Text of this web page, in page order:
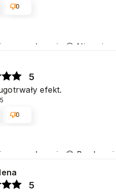
serdecznie 😊
0
serdecznie 😊 Bardzo
5
efekt.
0
5